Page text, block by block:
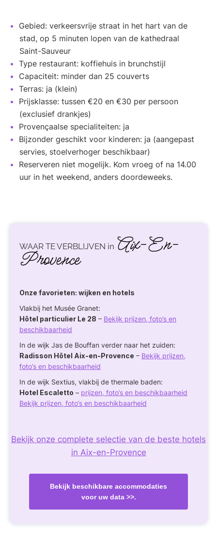
Gebied: verkeersvrije straat in het hart van de
stad, op 5 minuten lopen van de kathedraal
Saint-Sauveur
Type restaurant: koffiehuis in brunchstijl
Capaciteit: minder dan 25 couverts
Terras: ja (klein)
Prijsklasse: tussen €20 en €30 per persoon
(exclusief drankjes)
Provençaalse specialiteiten: ja
Bijzonder geschikt voor kinderen: ja (aangepast
servies, stoelverhoger beschikbaar)
Reserveren niet mogelijk. Kom vroeg of na 14.00
uur in het weekend, anders doordeweeks.
WAAR TE VERBLIJVEN in Aix-En-
Provence
Onze favorieten: wijken en hotels
Vlakbij het Musée Granet:
Hôtel particulier Le 28 – Bekijk prijzen, foto’s en
beschikbaarheid
In de wijk Jas de Bouffan verder naar het zuiden:
Radisson Hôtel Aix-en-Provence – Bekijk prijzen,
foto’s en beschikbaarheid
In de wijk Sextius, vlakbij de thermale baden:
Hotel Escaletto – prijzen, foto’s en beschikbaarheid
Bekijk prijzen, foto’s en beschikbaarheid
Bekijk onze complete selectie van de beste hotels
in Aix-en-Provence
Bekijk beschikbare accommodaties
voor uw data >>.